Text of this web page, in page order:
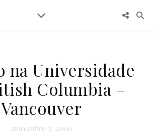
na Universidade
Columbia –
Vancouver
novembro 3, 2006